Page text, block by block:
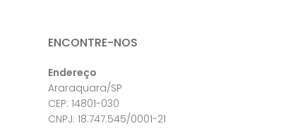
ENCONTRE-NOS
Endereço
Araraquara/SP
CEP: 14801-030
CNPJ: 18.747.545/0001-21